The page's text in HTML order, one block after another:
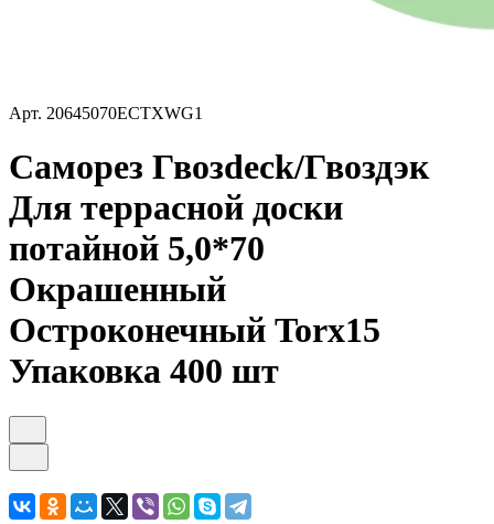
Арт. 20645070ECTXWG1
Саморез Гвозdeck/Гвоздэк
Для террасной доски
потайной 5,0*70
Окрашенный
Остроконечный Torx15
Упаковка 400 шт